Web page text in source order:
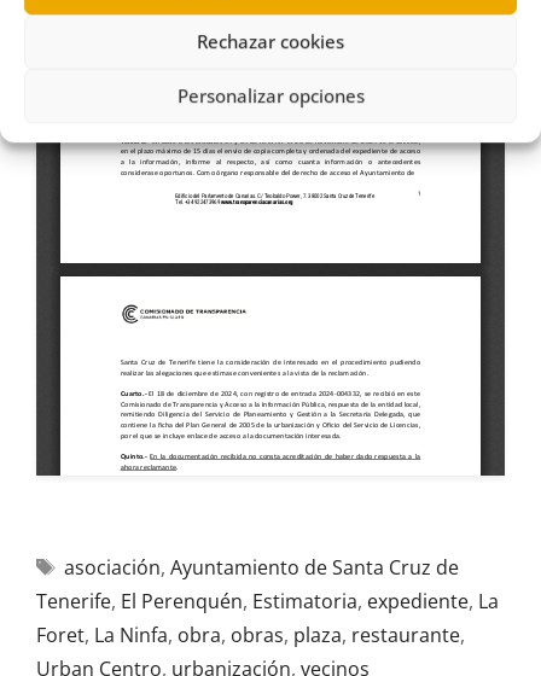
Rechazar cookies
Personalizar opciones
asociación, Ayuntamiento de Santa Cruz de
Tenerife, El Perenquén, Estimatoria, expediente, La
Foret, La Ninfa, obra, obras, plaza, restaurante,
Urban Centro, urbanización, vecinos